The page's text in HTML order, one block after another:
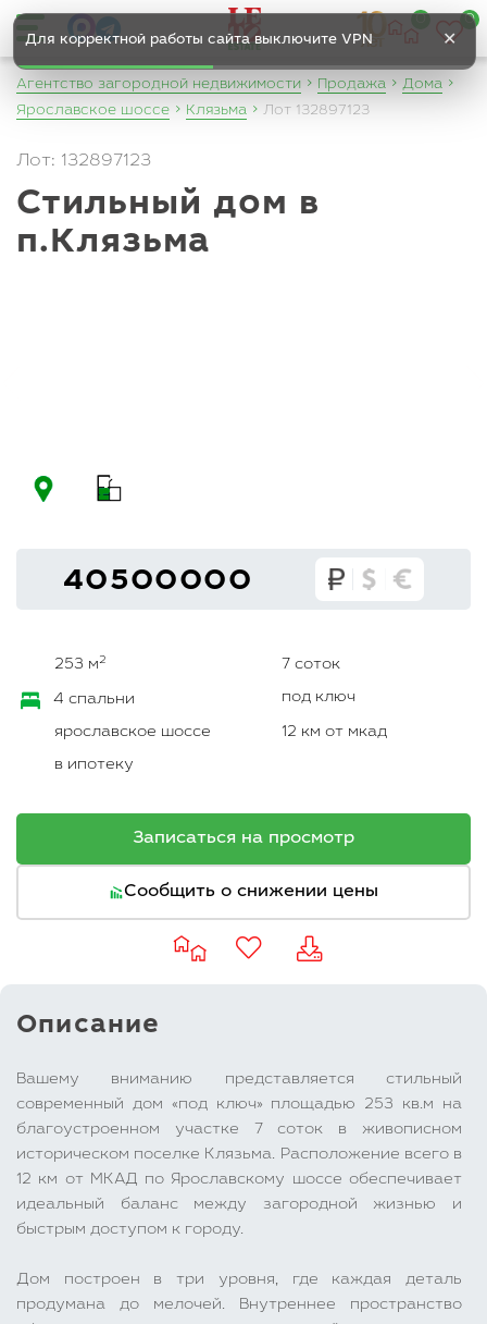
Для корректной работы сайта выключите VPN ✕
0
Агентство загородной недвижимости Продажа
Дома
Ярославское шоссе
Клязьма Лот 132897123
Лот: 132897123
Стильный дом в
п.Клязьма
40500000
253 м2 7 соток
4 спальни под ключ
ярославское шоссе 12 км от мкад
в ипотеку
Записаться на просмотр
Сообщить о снижении цены
Описание
Вашему вниманию представляется стильный
современный дом «под ключ» площадью 253 кв.м на
благоустроенном участке 7 соток в живописном
историческом поселке Клязьма. Расположение всего в
12 км от МКАД по Ярославскому шоссе обеспечивает
идеальный баланс между загородной жизнью и
быстрым доступом к городу.
Дом построен в три уровня, где каждая деталь
продумана до мелочей. Внутреннее пространство